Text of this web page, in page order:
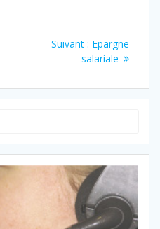
Suivant : Article
suivant
Epargne
salariale
: